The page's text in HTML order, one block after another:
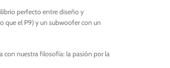
perfecto entre diseño y
que el P9) y un subwoofer con un
nuestra filosofía: la pasión por la